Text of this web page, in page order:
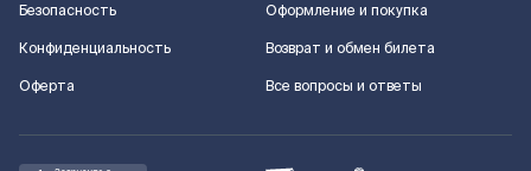
Безопасность
Конфиденциальность
Оферта
Оформление и покупка
Возврат и обмен билета
Все вопросы и ответы